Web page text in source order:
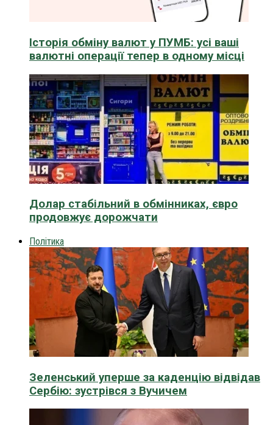
Історія обміну валют у ПУМБ: усі ваші
валютні операції тепер в одному місці
Долар стабільний в обмінниках, євро
продовжує дорожчати
Політика
Зеленський уперше за каденцію відвідав
Сербію: зустрівся з Вучичем